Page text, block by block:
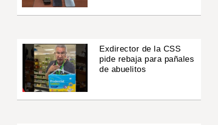
Exdirector de la CSS
pide rebaja para pañales
de abuelitos